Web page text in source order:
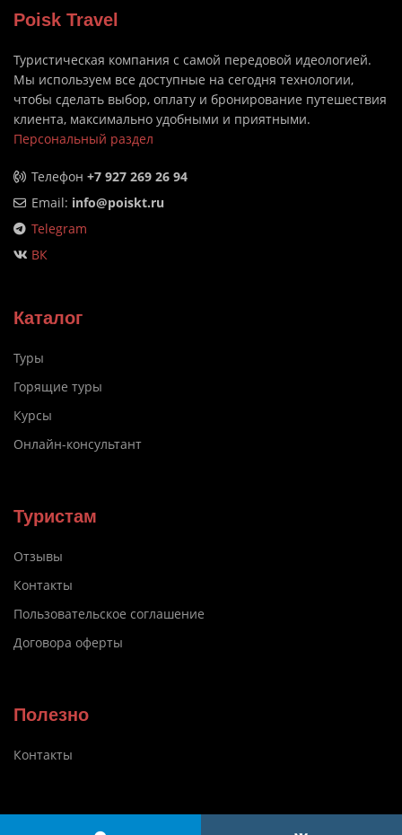
Poisk Travel
Туристическая компания с самой передовой идеологией.
Мы используем все доступные на сегодня технологии,
чтобы сделать выбор, оплату и бронирование путешествия
клиента, максимально удобными и приятными.
Персональный раздел
Телефон +7 927 269 26 94
Email: info@poiskt.ru
Telegram
ВК
Каталог
Туры
Горящие туры
Курсы
Онлайн-консультант
Туристам
Отзывы
Контакты
Пользовательское соглашение
Договора оферты
Полезно
Контакты